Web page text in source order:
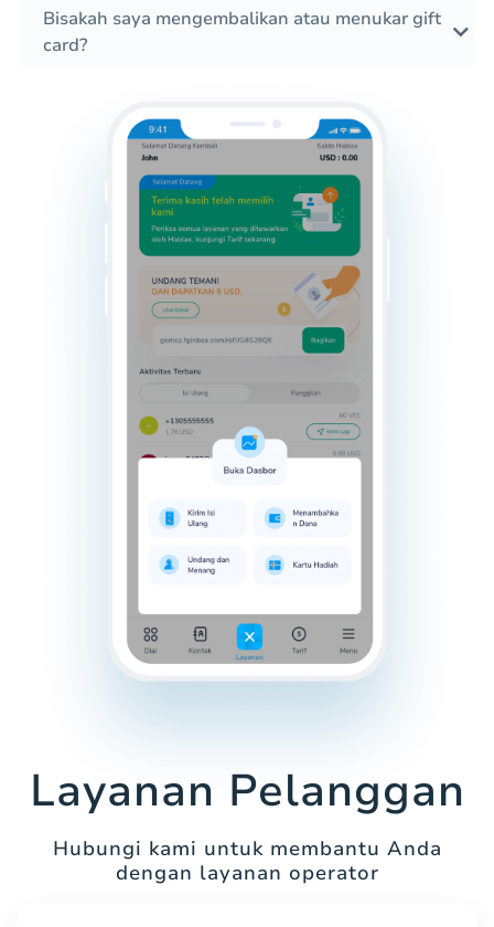
Bisakah saya mengembalikan atau menukar gift
card?
Layanan Pelanggan
Hubungi kami untuk membantu Anda
dengan layanan operator